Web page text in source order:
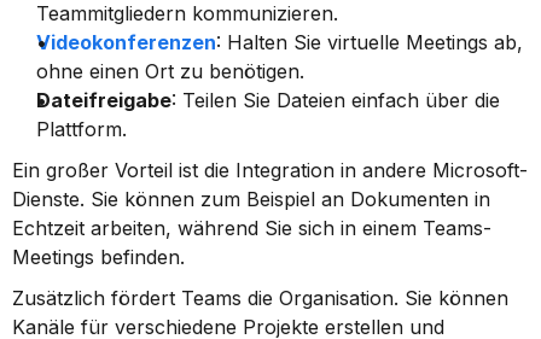
Teammitgliedern kommunizieren.
Videokonferenzen: Halten Sie virtuelle Meetings ab,
ohne einen Ort zu benötigen.
Dateifreigabe: Teilen Sie Dateien einfach über die
Plattform.
Ein großer Vorteil ist die Integration in andere Microsoft-
Dienste. Sie können zum Beispiel an Dokumenten in
Echtzeit arbeiten, während Sie sich in einem Teams-
Meetings befinden.
Zusätzlich fördert Teams die Organisation. Sie können
Kanäle für verschiedene Projekte erstellen und